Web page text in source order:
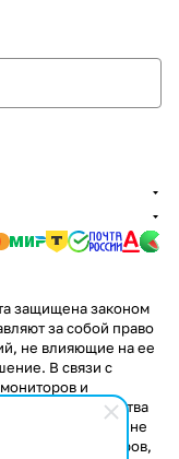
защищена законом
за собой право
не влияющие на ее
В связи с
и
свойства
продукции могут не
Стоимость товаров,